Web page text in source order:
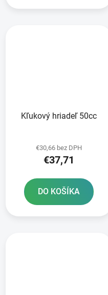
Kľukový hriadeľ 50cc
€30,66 bez DPH
€37,71
DO KOŠÍKA